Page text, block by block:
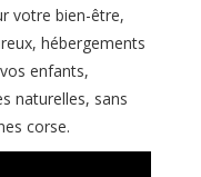
votre bien-être,
hébergements
enfants,
naturelles, sans
corse.